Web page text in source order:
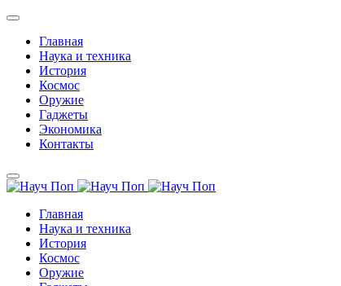
Главная
Наука и техника
История
Космос
Оружие
Гаджеты
Экономика
Контакты
Главная
Наука и техника
История
Космос
Оружие